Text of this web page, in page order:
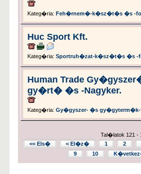
Kateg�ria: Feh�rnem�-k�sz�t�s �s -
Huc Sport Kft.
Kateg�ria: Sportruh�zat-k�sz�t�s �s -
Human Trade
gy�rt� �s -Nagyker.
Kateg�ria: Gy�gyszer- �s
Tal�latok 121 -
<< Els�
< El�z� 1
2
9
10